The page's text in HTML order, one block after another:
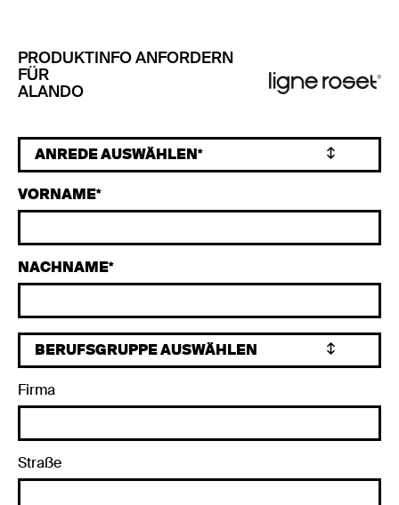
PRODUKTINFO ANFORDERN
FÜR
ALANDO
VORNAME
NACHNAME
Firma
Straße